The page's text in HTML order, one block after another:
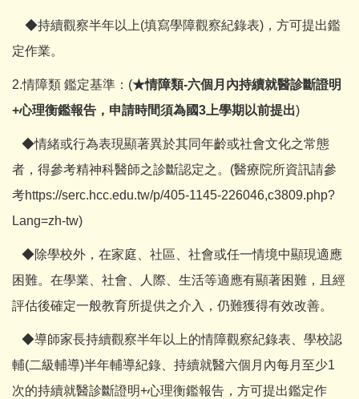
◆持續觀察半年以上(填寫學障觀察紀錄表)，方可提出鑑
定作業。
2.情障類 鑑定基準：(★情障類-六個月內持續就醫診斷證明
+心理衡鑑報告，申請時間須為國3上學期以前提出)
◆情緒或行為表現顯著異於其同年齡或社會文化之常態
者，得參考精神科醫師之診斷認定之。(醫療院所資訊請參
考https://serc.hcc.edu.tw/p/405-1145-226046,c3809.php?
Lang=zh-tw)
◆除學校外，在家庭、社區、社會或任一情境中顯現適應
困難。在學業、社會、人際、生活等適應有顯著困難，且經
評估後確定一般教育所提供之介入，仍難獲得有效改善。
◆導師家長持續觀察半年以上的情障觀察紀錄表、學校認
輔(二級輔導)半年輔導紀錄、持續就醫六個月內每月至少1
次的持續就醫診斷證明+心理衡鑑報告，方可提出鑑定作